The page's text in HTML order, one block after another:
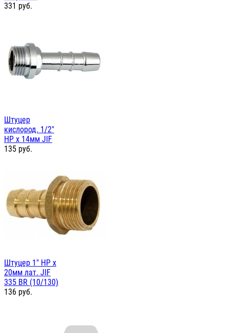
331 руб.
Штуцер
кислород. 1/2"
НР х 14мм JIF
135 руб.
Штуцер 1" НР х
20мм лат. JIF
335 BR (10/130)
136 руб.